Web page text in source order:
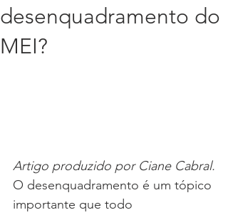
desenquadramento do
MEI?
Artigo produzido por Ciane Cabral.
O desenquadramento é um tópico
importante que todo